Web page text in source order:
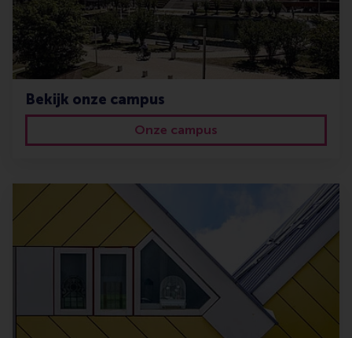
Bekijk onze campus
Onze campus